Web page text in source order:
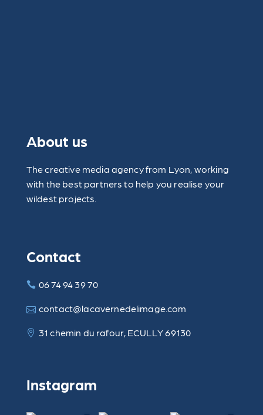
About us
The creative media agency from Lyon, working
with the best partners to help you realise your
wildest projects.
Contact
06 74 94 39 70
contact@lacavernedelimage.com
31 chemin du rafour, ECULLY 69130
Instagram